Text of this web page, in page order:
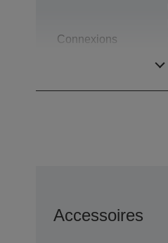
Connexions
Accessoires